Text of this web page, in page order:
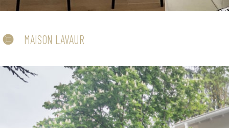
MAISON LAVAUR